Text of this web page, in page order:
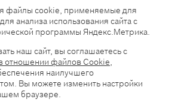
сетях
Все права защищены.
файлы cookie, применяемые для
анализа использования сайта с
программы Яндекс.Метрика.
наш сайт, вы соглашаетесь с
отношении файлов Cookie,
наилучшего
Вы можете изменить настройки
браузере.